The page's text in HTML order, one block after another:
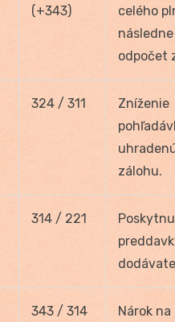
(+343)
celého
následne
odpočet
324 / 311
Zníženie
zálohu.
314 / 221
343 / 314
Nárok na